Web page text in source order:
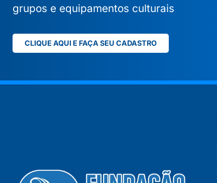
grupos e equipamentos culturais
CLIQUE AQUI E FAÇA SEU CADASTRO